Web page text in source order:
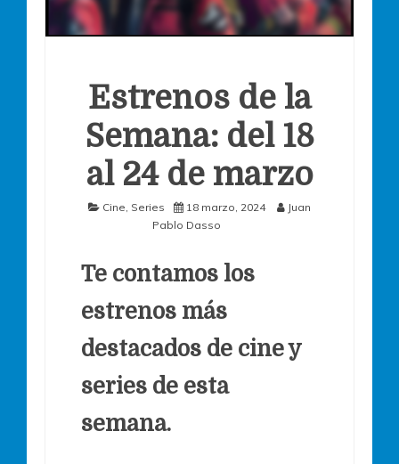
Estrenos de la
Semana: del 18
al 24 de marzo
Cine Series 18 marzo, 2024
Juan
Pablo Dasso
Te contamos los
estrenos más
destacados de cine y
series de esta
semana.